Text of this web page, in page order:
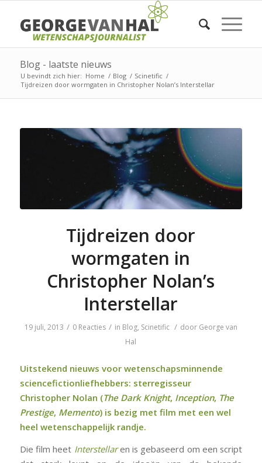
Blog - laatste nieuws
U bevindt zich hier: Home / Blog / Scinetific /
Tijdreizen door wormgaten in Christopher Nolan’s Interstellar
Tijdreizen door
wormgaten in
Christopher Nolan’s
Interstellar
19 juli, 2013 / 0 Reacties / in Blog, Scinetific / door George van
Hal
Uitstekend nieuws voor wetenschapsminnende
sciencefictionliefhebbers: sterregisseur
Christopher Nolan (The Dark Knight, Inception, The
Prestige, Memento) is bezig met film met een wel
heel wetenschappelijk randje.
Die film heet Interstellaren is gebaseerd om een script